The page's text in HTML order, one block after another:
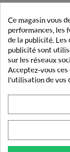
Ce magasin vous
performances, les
de la publicité. Les
publicité sont
sur les réseaux
Acceptez-vous
l'utilisation de vos